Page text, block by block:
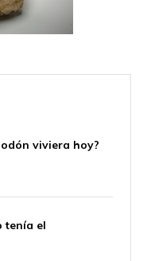
viviera hoy?
tenía el